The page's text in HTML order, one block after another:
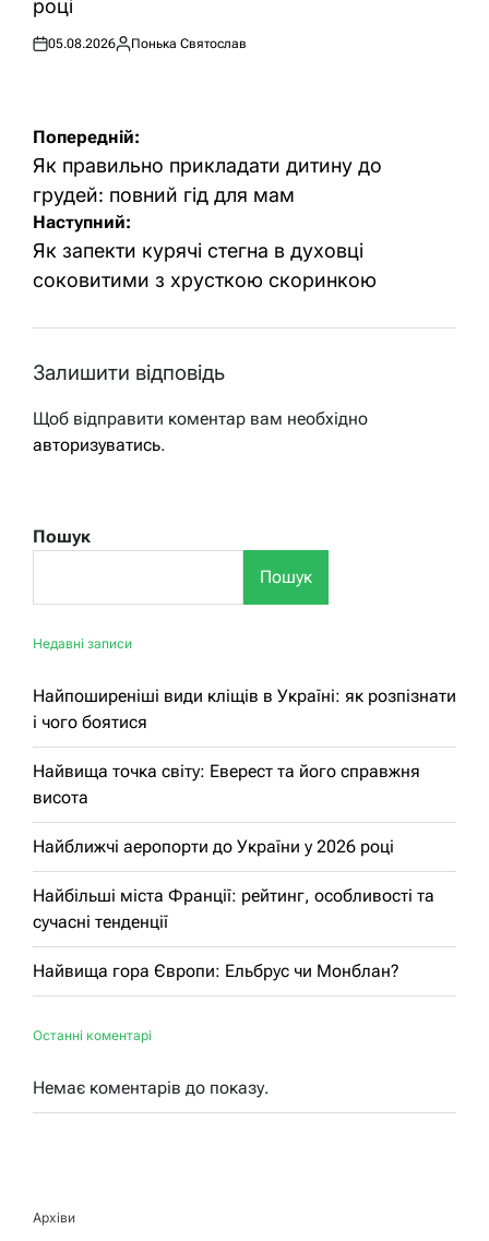
році
Оприлюднено
05.08.2026
Опубліковано
Понька Святослав
Навігація
записів
Попередній:
Як правильно прикладати дитину до
грудей: повний гід для мам
Наступний:
Як запекти курячі стегна в духовці
соковитими з хрусткою скоринкою
Залишити відповідь
Щоб відправити коментар вам необхідно
авторизуватись.
Пошук
Пошук
Недавні записи
Найпоширеніші види кліщів в Україні: як розпізнати
і чого боятися
Найвища точка світу: Еверест та його справжня
висота
Найближчі аеропорти до України у 2026 році
Найбільші міста Франції: рейтинг, особливості та
сучасні тенденції
Найвища гора Європи: Ельбрус чи Монблан?
Останні коментарі
Немає коментарів до показу.
Архіви